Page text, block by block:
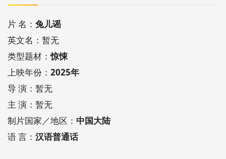
片 名： 兔儿谣
英文名：暂无
类型题材：惊悚
上映年份： 2025年
导 演：暂无
主 演：暂无
制片国家／地区： 中国大陆
语 言： 汉语普通话